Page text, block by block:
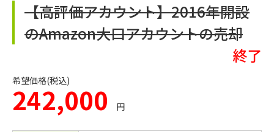
【高評価アカウント】2016年開設
のAmazon大口アカウントの売却
終了
希望価格(税込)
242,000 円